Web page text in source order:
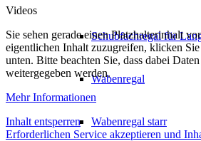
Schubfachregal für
Wabenregal
Wabenregal starr
Videos
Sie sehen gerade einen Platzhalterinhalt
eigentlichen Inhalt zuzugreifen, klicken
unten. Bitte beachten Sie, dass dabei
weitergegeben werden.
Mehr Informationen
Inhalt entsperren
Erforderlichen Service akzeptieren und